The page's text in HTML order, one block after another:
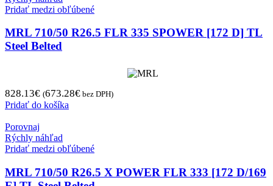
Pridať medzi obľúbené
MRL 710/50 R26.5 FLR 335 SPOWER [172 D] TL
Steel Belted
828.13€ (673.28€ bez DPH)
Pridať do košíka
Porovnaj
Rýchly náhľad
Pridať medzi obľúbené
MRL 710/50 R26.5 X POWER FLR 333 [172 D/169